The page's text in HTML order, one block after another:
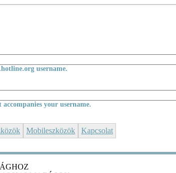
username.
your username.
Mobileszközök Kapcsolat